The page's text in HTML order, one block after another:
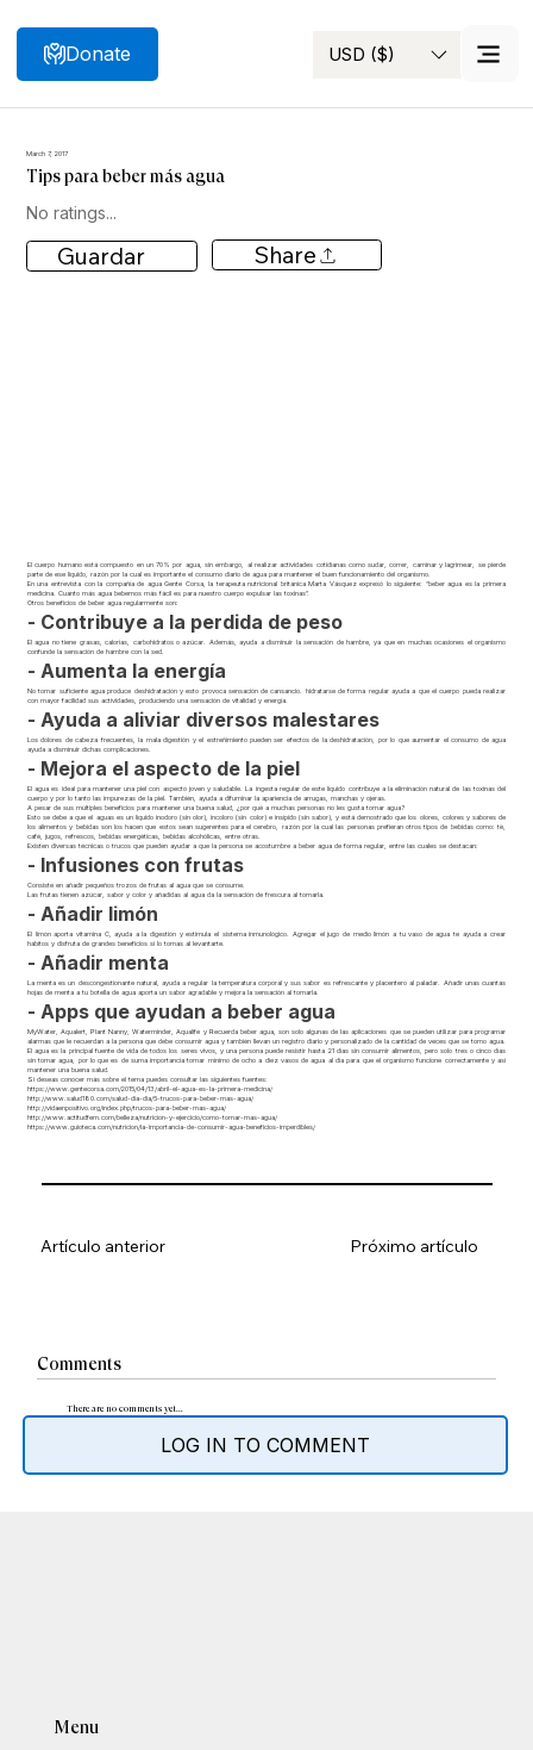
Search USD ($)
Donate
March 7, 2017
Tips para beber más agua
No ratings...
Guardar Share
El cuerpo humano está compuesto en un 70% por agua, sin embargo, al realizar actividades cotidianas como sudar, correr, caminar y lagrimear, se pierde
parte de ese liquido, razón por la cual es importante el consumo diario de agua para mantener el buen funcionamiento del organismo.
En una entrevista con la compañía de agua Gente Corsa, la terapeuta nutricional británica Marta Vásquez expresó lo siguiente: “beber agua es la primera
medicina. Cuanto más agua bebemos más fácil es para nuestro cuerpo expulsar las toxinas”.
Otros beneficios de beber agua regularmente son:
- Contribuye a la perdida de peso
El agua no tiene grasas, calorías, carbohidratos o azúcar. Además, ayuda a disminuir la sensación de hambre, ya que en muchas ocasiones el organismo
confunde la sensación de hambre con la sed.
- Aumenta la energía
No tomar suficiente agua produce deshidratación y esto provoca sensación de cansancio. hidratarse de forma regular ayuda a que el cuerpo pueda realizar
con mayor facilidad sus actividades, produciendo una sensación de vitalidad y energía.
- Ayuda a aliviar diversos malestares
Los dolores de cabeza frecuentes, la mala digestión y el estreñimiento pueden ser efectos de la deshidratación, por lo que aumentar el consumo de agua
ayuda a disminuir dichas complicaciones.
- Mejora el aspecto de la piel
El agua es ideal para mantener una piel con aspecto joven y saludable. La ingesta regular de este líquido contribuye a la eliminación natural de las toxinas del
cuerpo y por lo tanto las impurezas de la piel. También, ayuda a difuminar la apariencia de arrugas, manchas y ojeras.
A pesar de sus múltiples beneficios para mantener una buena salud, ¿por qué a muchas personas no les gusta tomar agua?
Esto se debe a que el aguas es un líquido inodoro (sin olor), incoloro (sin color) e insípido (sin sabor), y está demostrado que los olores, colores y sabores de
los alimentos y bebidas son los hacen que estos sean sugerentes para el cerebro, razón por la cual las personas prefieran otros tipos de bebidas como: té,
café, jugos, refrescos, bebidas energéticas, bebidas alcohólicas, entre otras.
Existen diversas técnicas o trucos que pueden ayudar a que la persona se acostumbre a beber agua de forma regular, entre las cuales se destacan:
- Infusiones con frutas
Consiste en añadir pequeños trozos de frutas al agua que se consume.
Las frutas tienen azúcar, sabor y color y añadidas al agua da la sensación de frescura al tomarla.
- Añadir limón
El limón aporta vitamina C, ayuda a la digestión y estimula el sistema inmunológico. Agregar el jugo de medio limón a tu vaso de agua te ayuda a crear
hábitos y disfruta de grandes beneficios si lo tomas al levantarte.
- Añadir menta
La menta es un descongestionante natural, ayuda a regular la temperatura corporal y sus sabor es refrescante y placentero al paladar. Añadir unas cuantas
hojas de menta a tu botella de agua aporta un sabor agradable y mejora la sensación al tomarla.
- Apps que ayudan a beber agua
MyWater, Aqualert, Plant Nanny, Waterminder, Aqualife y Recuerda beber agua, son solo algunas de las aplicaciones que se pueden utilizar para programar
alarmas que le recuerdan a la persona que debe consumir agua y también llevan un registro diario y personalizado de la cantidad de veces que se tomo agua.
El agua es la principal fuente de vida de todos los seres vivos, y una persona puede resistir hasta 21 días sin consumir alimentos, pero solo tres o cinco días
sin tomar agua, por lo que es de suma importancia tomar mínimo de ocho a diez vasos de agua al día para que el organismo funcione correctamente y así
mantener una buena salud.
Si deseas conocer más sobre el tema puedes consultar las siguientes fuentes:
https://www.gentecorsa.com/2015/04/13/abril-el-agua-es-la-primera-medicina/
http://www.salud180.com/salud-dia-dia/5-trucos-para-beber-mas-agua/
http://vidaenpositivo.org/index.php/trucos-para-beber-mas-agua/
http://www.actitudfem.com/belleza/nutricion-y-ejercicio/como-tomar-mas-agua/
https://www.guioteca.com/nutricion/la-importancia-de-consumir-agua-beneficios-imperdibles/
Comments
There are no comments yet...
LOG IN TO COMMENT
Artículo anterior Próximo artículo
Menu